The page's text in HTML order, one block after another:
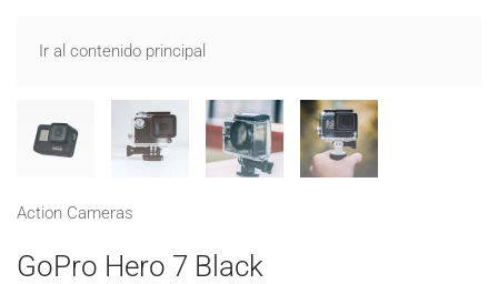
Ir al contenido principal
Action Cameras
GoPro Hero 7 Black